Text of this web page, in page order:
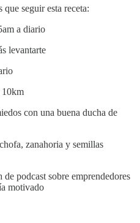
seguir esta receta:
a diario
levantarte
10km
con una buena ducha de
zanahoria y semillas
podcast sobre emprendedores
motivado